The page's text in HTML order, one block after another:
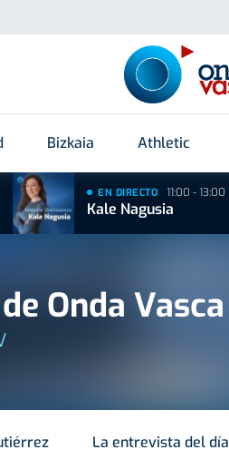
Bizkaia Athletic
EN DIRECTO 11:00 - 13:00
Kale Nagusia
Onda Vasca
La entrevista del día